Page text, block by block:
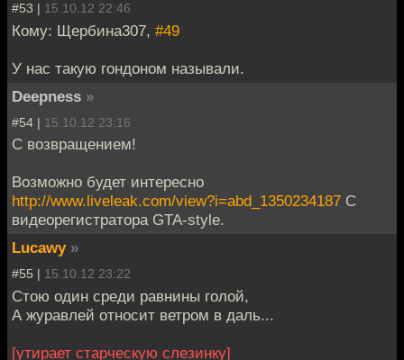
#53 | 15.10.12 22:46
Кому: Щербина307, #49
У нас такую гондоном называли.
Deepness »
#54 | 15.10.12 23:16
C возвращением!
Возможно будет интересно
http://www.liveleak.com/view?i=abd_1350234187 C
видеорегистратора GTA-style.
Lucawy »
#55 | 15.10.12 23:22
Стою один среди равнины голой,
А журавлей относит ветром в даль...
[утирает старческую слезинку]